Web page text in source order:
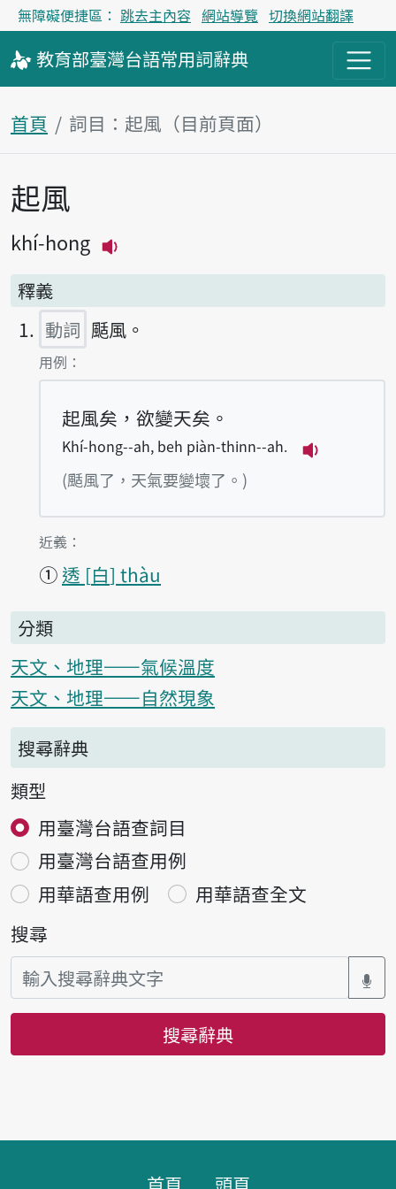
無障礙便捷區： 跳去主內容 網站導覽 切換網站翻譯
教育部臺灣台語常用詞辭典
首頁 詞目：起風（目前頁面）
主內容區塊
起風
khí-hong
釋義
動詞 颳風。
第1項釋義的
用例：
起風矣，欲變天矣。
Khí-hong--ah, beh piàn-thinn--ah.
(颳風了，天氣要變壞了。)
第1項釋義的
近義：
① 透 白 thàu
分類
天文、地理——氣候溫度
天文、地理——自然現象
搜尋辭典
類型
用臺灣台語查詞目
用臺灣台語查用例
用華語查用例
用華語查全文
搜尋
搜尋辭典